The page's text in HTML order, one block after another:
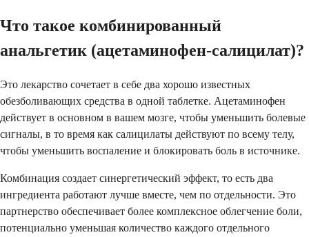
Что такое комбинированный
анальгетик (ацетаминофен-салицилат)?
Это лекарство сочетает в себе два хорошо известных
обезболивающих средства в одной таблетке. Ацетаминофен
действует в основном в вашем мозге, чтобы уменьшить болевые
сигналы, в то время как салицилаты действуют по всему телу,
чтобы уменьшить воспаление и блокировать боль в источнике.
Комбинация создает синергетический эффект, то есть два
ингредиента работают лучше вместе, чем по отдельности. Это
партнерство обеспечивает более комплексное облегчение боли,
потенциально уменьшая количество каждого отдельного